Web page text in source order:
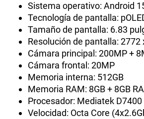
Sistema operativo: Android
Tecnología de pantalla:
Tamaño de pantalla: 6.83
Resolución de pantalla: 2772
Cámara principal: 200MP +
Cámara frontal: 20MP
Memoria interna: 512GB
Memoria RAM: 8GB + 8GB
Procesador: Mediatek D7400
Velocidad: Octa Core